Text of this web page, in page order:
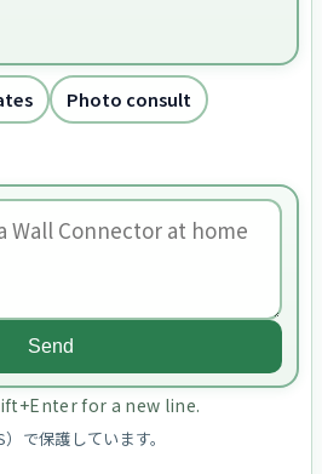
Photo consult
Send
for a new line.
で保護しています。